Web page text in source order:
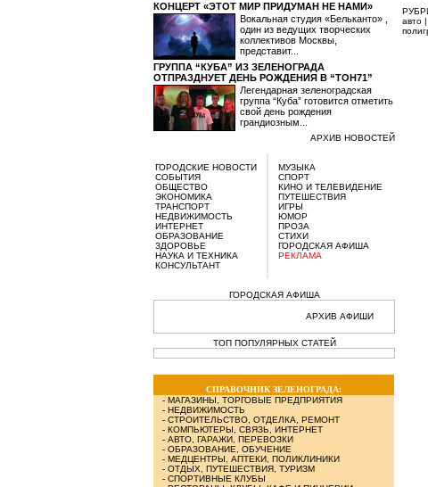
КОНЦЕРТ «ЭТОТ МИР ПРИДУМАН НЕ НАМИ»
Вокальная студия «Бельканто» ,
один из ведущих творческих
коллективов Москвы,
представит...
ГРУППА “КУБА” ИЗ ЗЕЛЕНОГРАДА
ОТПРАЗДНУЕТ ДЕНЬ РОЖДЕНИЯ В “ТОН71”
Легендарная зеленоградская
группа “Куба” готовится отметить
свой день рождения
грандиозным...
АРХИВ НОВОСТЕЙ
ГОРОДСКИЕ НОВОСТИ
СОБЫТИЯ
ОБЩЕСТВО
ЭКОНОМИКА
ТРАНСПОРТ
НЕДВИЖИМОСТЬ
ИНТЕРНЕТ
ОБРАЗОВАНИЕ
ЗДОРОВЬЕ
НАУКА И ТЕХНИКА
КОНСУЛЬТАНТ
МУЗЫКА
СПОРТ
КИНО И ТЕЛЕВИДЕНИЕ
ПУТЕШЕСТВИЯ
ИГРЫ
ЮМОР
ПРОЗА
СТИХИ
ГОРОДСКАЯ АФИША
РЕКЛАМА
ГОРОДСКАЯ АФИША
АРХИВ АФИШИ
ТОП ПОПУЛЯРНЫХ СТАТЕЙ
СПРАВОЧНИК ЗЕЛЕНОГРАДА:
- МАГАЗИНЫ, ТОРГОВЫЕ ПРЕДПРИЯТИЯ
- НЕДВИЖИМОСТЬ
- СТРОИТЕЛЬСТВО, ОТДЕЛКА, РЕМОНТ
- КОМПЬЮТЕРЫ, СВЯЗЬ, ИНТЕРНЕТ
- АВТО, ГАРАЖИ, ПЕРЕВОЗКИ
- ОБРАЗОВАНИЕ, ОБУЧЕНИЕ
- МЕДЦЕНТРЫ, АПТЕКИ, ПОЛИКЛИНИКИ
- ОТДЫХ, ПУТЕШЕСТВИЯ, ТУРИЗМ
- СПОРТИВНЫЕ КЛУБЫ
авто